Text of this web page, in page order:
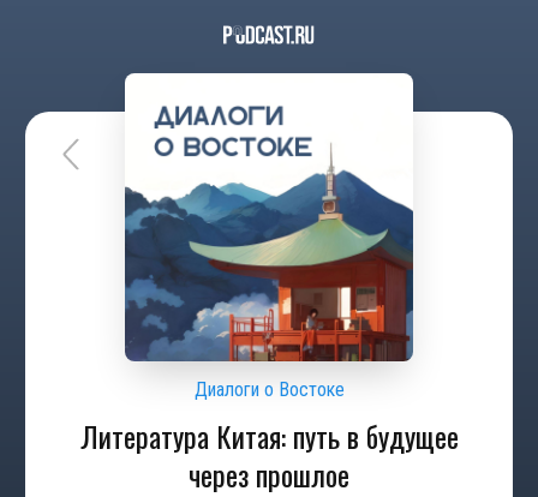
Диалоги о Востоке
Литература Китая: путь в будущее
через прошлое